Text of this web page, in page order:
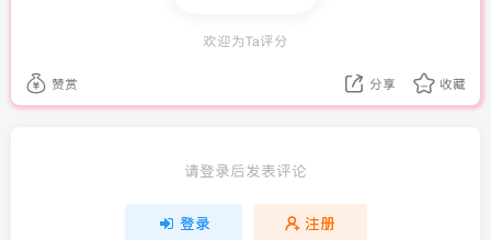
欢迎为Ta评分
赞赏 分享 收藏
请登录后发表评论
登录 注册